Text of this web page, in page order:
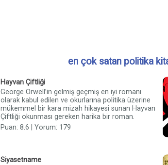
en çok satan politika
Hayvan Çiftliği
George Orwell’in gelmiş geçmiş en iyi romanı
olarak kabul edilen ve okurlarına politika üzerine
mükemmel bir kara mizah hikayesi sunan Hayvan
Çiftliği okunması gereken harika bir roman.
Puan: 8.6 | Yorum: 179
Siyasetname